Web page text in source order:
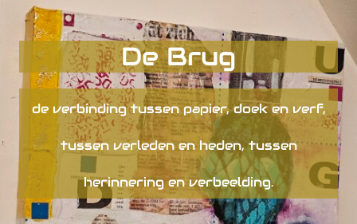
De Brug
de verbinding tussen papier, doek en verf,
tussen verleden en heden, tussen
herinnering en verbeelding.